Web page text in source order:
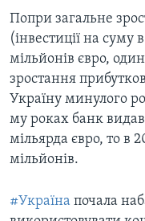
Попри загальне
(інвестиції на суму
мільйонів євро,
зростання
Україну минулого
му роках банк
мільярда євро, то в
мільйонів.
#Україна почала